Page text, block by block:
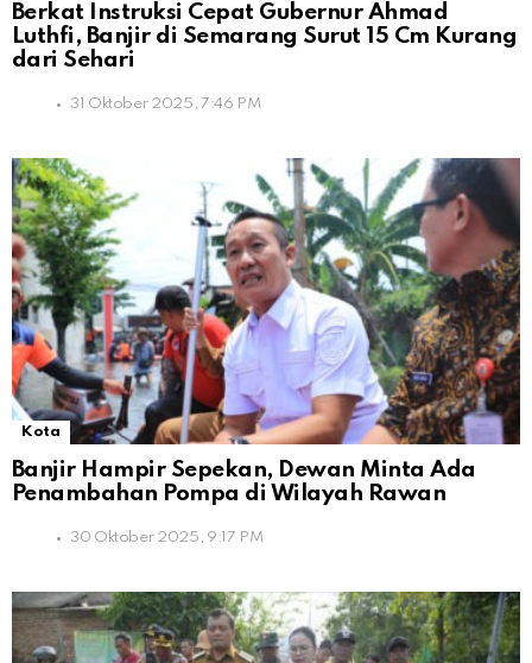
Berkat Instruksi Cepat Gubernur Ahmad
Luthfi, Banjir di Semarang Surut 15 Cm Kurang
dari Sehari
31 Oktober 2025, 7:46 PM
Kota
Banjir Hampir Sepekan, Dewan Minta Ada
Penambahan Pompa di Wilayah Rawan
30 Oktober 2025, 9:17 PM